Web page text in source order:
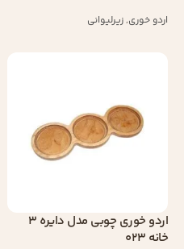
اردو خوری,زیرلیوانی
اردو خوری چوبی مدل دایره 3
خانه 023